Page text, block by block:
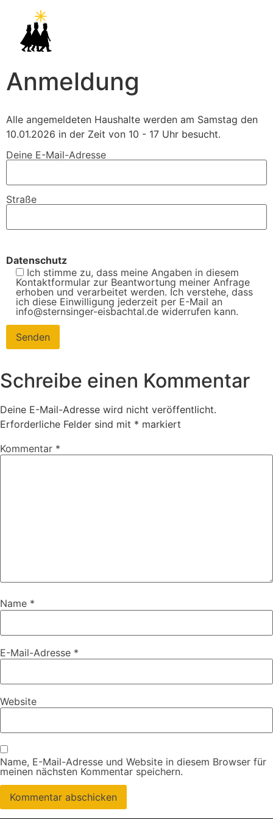
Anmeldung
Alle angemeldeten Haushalte werden am Samstag den
10.01.2026 in der Zeit von 10 - 17 Uhr besucht.
Deine E-Mail-Adresse
Straße
Datenschutz
Ich stimme zu, dass meine Angaben in diesem
Kontaktformular zur Beantwortung meiner Anfrage
erhoben und verarbeitet werden. Ich verstehe, dass
ich diese Einwilligung jederzeit per E-Mail an
info@sternsinger-eisbachtal.de widerrufen kann.
Schreibe einen Kommentar
Deine E-Mail-Adresse wird nicht veröffentlicht.
Erforderliche Felder sind mit * markiert
Kommentar *
Name *
E-Mail-Adresse *
Website
Name, E-Mail-Adresse und Website in diesem Browser für
meinen nächsten Kommentar speichern.